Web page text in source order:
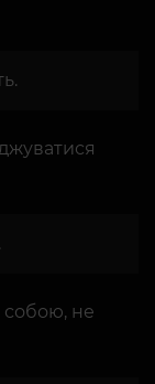
собою, не